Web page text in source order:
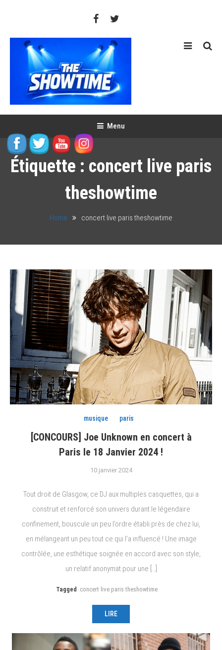
Menu
Étiquette : concert live paris
theshowtime
Home concert live paris theshowtime
musique paris
[CONCOURS] Joe Unknown en concert à
Paris le 18 Janvier 2024 !
10 janvier 2024
Tout droit de Glasgow, ce DJ aux multiples casquettes, qui a
construit et renforcé son univers durant le légendaire
confinement, bouscule un peu l’ordre établi près de chez lui,
en mélangeant un peu tout ce qui l’a influencé ! Une image
contrôlée, une esthétique soignée en accord avec son style,
un relatif anonymat pour une […]
Tagged concert live paris theshowtime
LIRE